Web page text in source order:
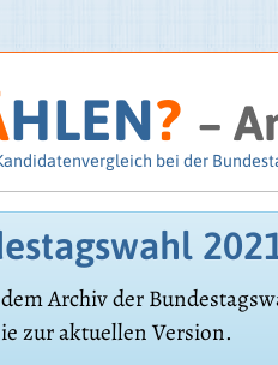
HLEN? –
bei der
Archiv der
zur aktuellen Version.